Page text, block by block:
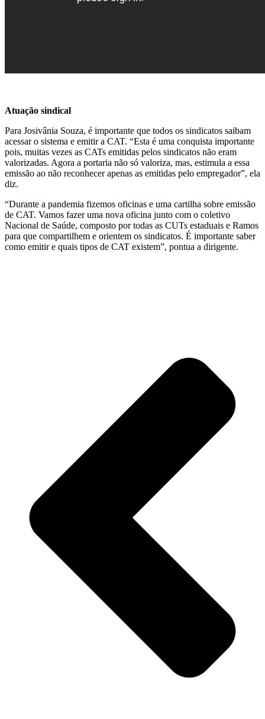
Atuação sindical
Para Josivânia Souza, é importante que todos os sindicatos saibam
acessar o sistema e emitir a CAT. “Esta é uma conquista importante
pois, muitas vezes as CATs emitidas pelos sindicatos não eram
valorizadas. Agora a portaria não só valoriza, mas, estimula a essa
emissão ao não reconhecer apenas as emitidas pelo empregador”, ela
diz.
“Durante a pandemia fizemos oficinas e uma cartilha sobre emissão
de CAT. Vamos fazer uma nova oficina junto com o coletivo
Nacional de Saúde, composto por todas as CUTs estaduais e Ramos
para que compartilhem e orientem os sindicatos. É importante saber
como emitir e quais tipos de CAT existem”, pontua a dirigente.